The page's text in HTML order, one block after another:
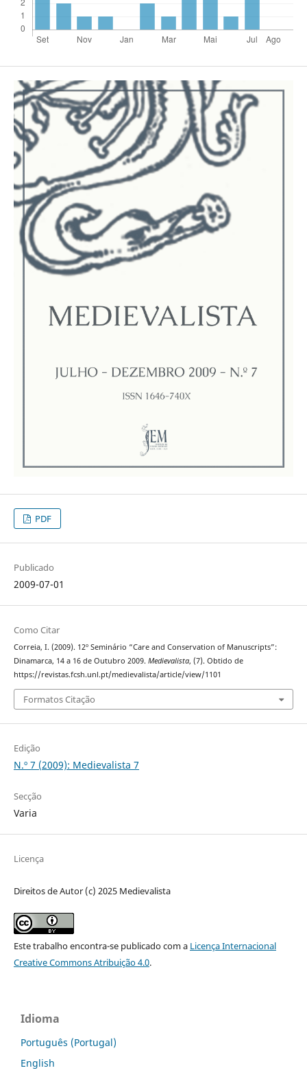
PDF
Publicado
2009-07-01
Como Citar
Correia, I. (2009). 12º Seminário “Care and Conservation of Manuscripts”:
Dinamarca, 14 a 16 de Outubro 2009. Medievalista, (7). Obtido de
https://revistas.fcsh.unl.pt/medievalista/article/view/1101
Formatos Citação
Edição
N.º 7 (2009): Medievalista 7
Secção
Varia
Licença
Direitos de Autor (c) 2025 Medievalista
Este trabalho encontra-se publicado com a Licença Internacional
Creative Commons Atribuição 4.0.
Idioma
Português (Portugal)
English